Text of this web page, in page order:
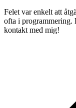
Felet var enkelt att
ofta i programmering.
kontakt med mig!